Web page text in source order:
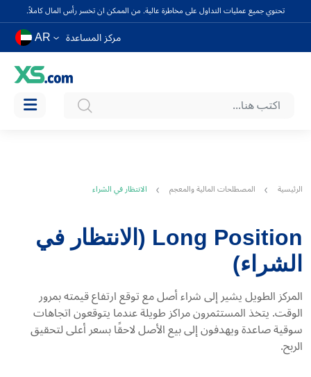
تحتوي جميع عمليات التداول على مخاطرة عالية. من الممكن ان تخسر رأس المال كاملاً.
مركز المساعدة AR
الرئيسية المصطلحات المالية والمعجم الانتظار في الشراء
Long Position (الانتظار في
الشراء)
المركز الطويل يشير إلى شراء أصل مع توقع ارتفاع قيمته بمرور
الوقت. يتخذ المستثمرون مراكز طويلة عندما يتوقعون اتجاهات
سوقية صاعدة ويهدفون إلى بيع الأصل لاحقًا بسعر أعلى لتحقيق
الربح.